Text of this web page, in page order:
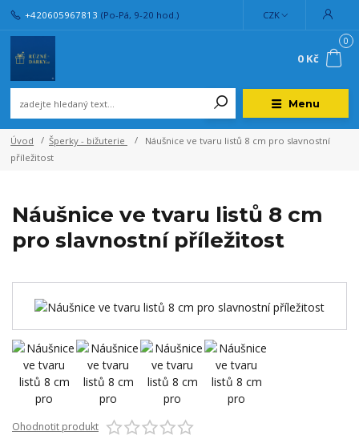
Menu
CZK
+420605967813 (Po-Pá, 9-20 hod.)
0
0 Kč
Úvod Šperky - bižuterie
Náušnice ve tvaru listů 8 cm pro slavnostní
příležitost
Náušnice ve tvaru listů 8 cm
pro slavnostní příležitost
Ohodnotit produkt